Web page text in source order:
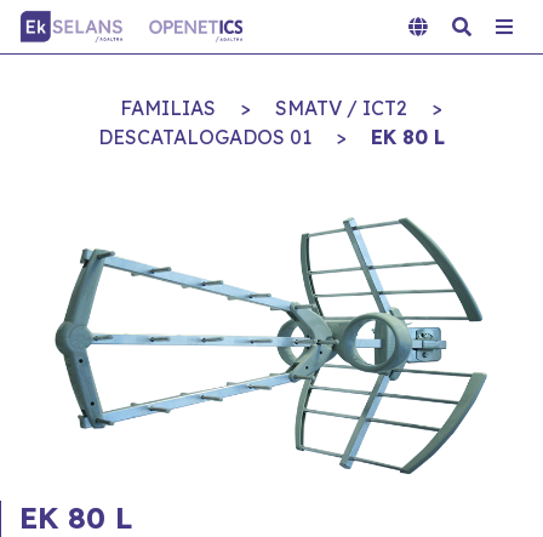
FAMILIAS > SMATV / ICT2
>
DESCATALOGADOS 01
> EK 80 L
EK 80 L